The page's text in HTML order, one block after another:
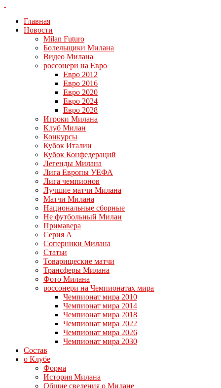
Главная
Новости
Milan Futuro
Болельщики Милана
Видео Милана
россонери на Евро
Евро 2012
Евро 2016
Евро 2020
Евро 2024
Евро 2028
Игроки Милана
Клуб Милан
Конкурсы
Кубок Италии
Кубок Конфедераций
Легенды Милана
Лига Европы УЕФА
Лига чемпионов
Лучшие матчи Милана
Матчи Милана
Национальные сборные
Не футбольный Милан
Примавера
Серия А
Соперники Милана
Статьи
Товарищеские матчи
Трансферы Милана
Фото Милана
россонери на Чемпионатах мира
Чемпионат мира 2010
Чемпионат мира 2014
Чемпионат мира 2018
Чемпионат мира 2022
Чемпионат мира 2026
Чемпионат мира 2030
Состав
о Клубе
Форма
История Милана
Общие сведения о Милане